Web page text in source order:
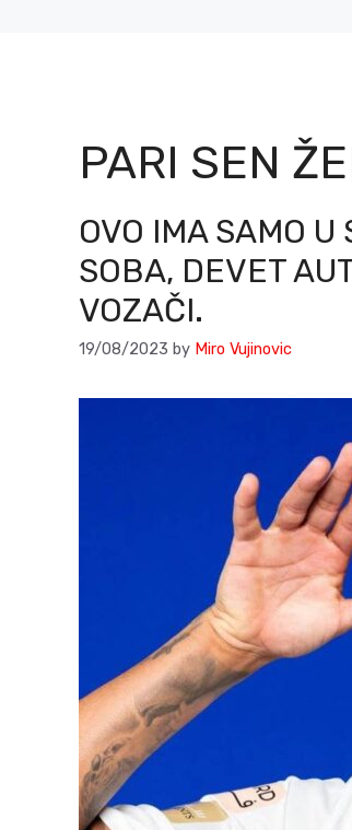
PARI SEN
OVO IMA SAMO
SOBA, DEVET
VOZAČI.
19/08/2023 by Miro Vujinovic